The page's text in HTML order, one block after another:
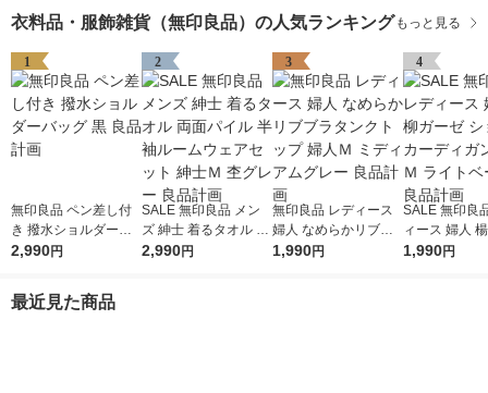
衣料品・服飾雑貨（無印良品）の人気ランキング もっと見る
1
無印良品 ペン差し付
き 撥水ショルダーバ
ッグ 黒 良品計画
2,990円
2
SALE 無印良品 メン
ズ 紳士 着るタオル 両
面パイル 半袖ルーム
2,990円
3
無印良品 レディース
婦人 なめらかリブブ
ラタンクトップ 婦人
1,990円
4
SALE 無印良品 レデ
ィース 婦人
ゼ ショート
1,990円
最近見た商品